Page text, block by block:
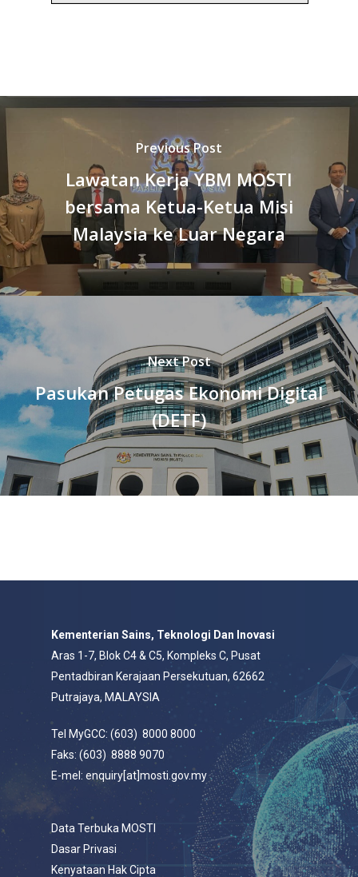
Previous Post
Lawatan Kerja YBM MOSTI
bersama Ketua-Ketua Misi
Malaysia ke Luar Negara
Next Post
Pasukan Petugas Ekonomi Digital
(DETF)
Kementerian Sains, Teknologi Dan Inovasi
Aras 1-7, Blok C4 & C5, Kompleks C, Pusat
Pentadbiran Kerajaan Persekutuan, 62662
Putrajaya, MALAYSIA
Tel MyGCC: (603) 8000 8000
Faks: (603) 8888 9070
E-mel: enquiry[at]mosti.gov.my
Data Terbuka MOSTI
Dasar Privasi
Kenyataan Hak Cipta